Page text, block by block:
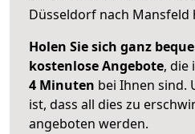
Düsseldorf nach Mansfeld
Holen Sie sich ganz
kostenlose Angebote, die
4 Minuten bei Ihnen sind.
ist, dass all dies zu
angeboten werden.